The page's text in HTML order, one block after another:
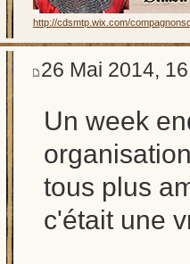
http://cdsmtp.wix.com/
26 Mai 2014,
Un week
tous plus
c'était une